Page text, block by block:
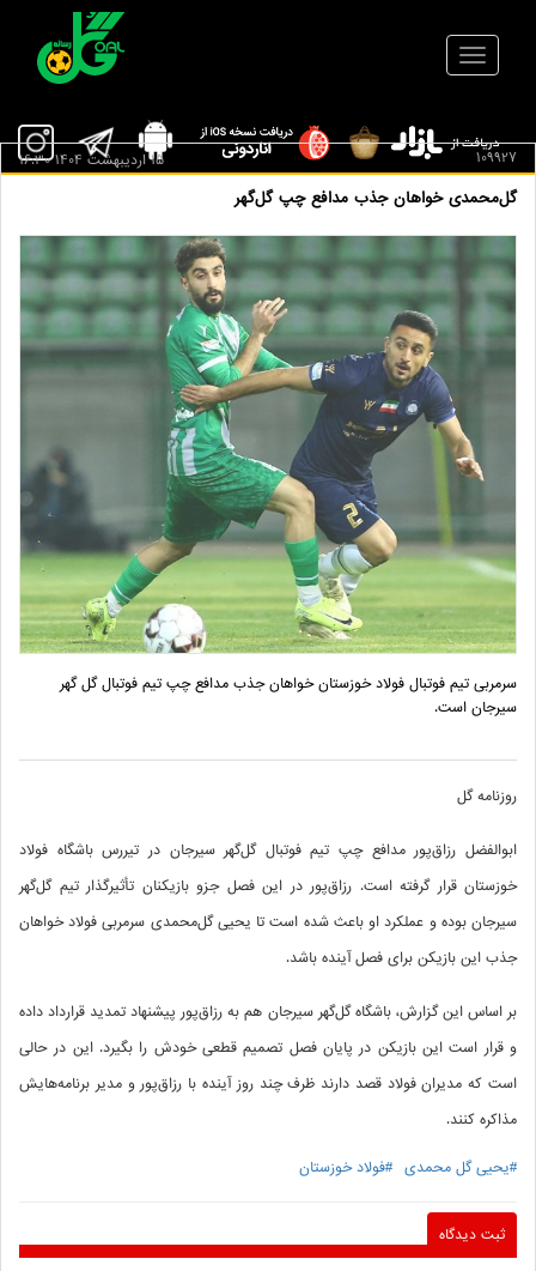
109927
گل‌محمدی خواهان جذب مدافع چپ گل‌گهر
15 ارديبهشت 1404 16:30
سرمربی تیم فوتبال فولاد خوزستان خواهان جذب مدافع چپ تیم فوتبال گل ‌گهر
سیرجان است.
روزنامه گل
ابوالفضل رزاق‌پور مدافع چپ تیم فوتبال گل‌گهر سیرجان در تیررس باشگاه فولاد
خوزستان قرار گرفته است. رزاق‌پور در این فصل جزو بازیکنان تأثیرگذار تیم گل‌گهر
سیرجان بوده و عملکرد او باعث شده است تا یحیی گل‌محمدی سرمربی فولاد خواهان
جذب این بازیکن برای فصل آینده باشد.
بر اساس این گزارش، باشگاه گل‌گهر سیرجان هم به رزاق‌پور پیشنهاد تمدید قرارداد داده
و قرار است این بازیکن در پایان فصل تصمیم قطعی خودش را بگیرد. این در حالی
است که مدیران فولاد قصد دارند ظرف چند روز آینده با رزاق‌پور و مدیر برنامه‌هایش
مذاکره کنند.
#یحیی گل محمدی #فولاد خوزستان
ثبت دیدگاه